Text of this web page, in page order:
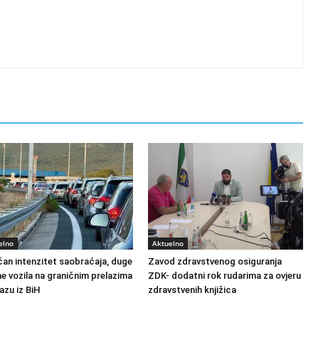
intenzitet saobraćaja, duge
vozila na graničnim prelazima
iz BiH
Aktuelno
Zavod zdravstvenog osiguranja
ZDK- dodatni rok rudarima za ovjeru
zdravstvenih knjižica